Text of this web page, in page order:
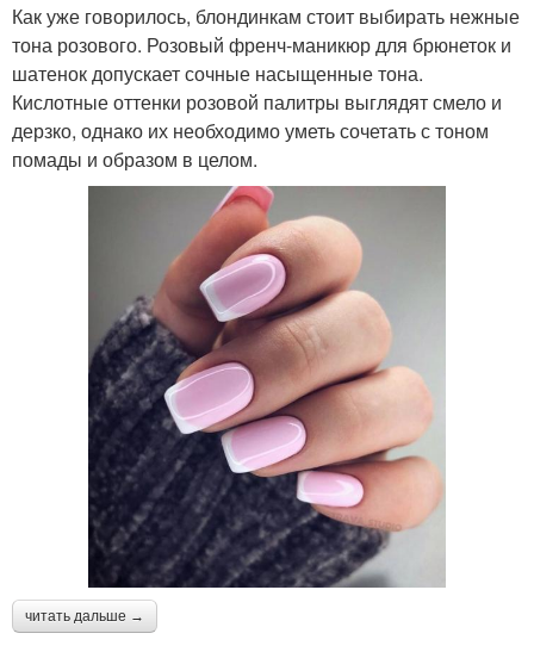
Как уже говорилось, блондинкам стоит выбирать нежные
тона розового. Розовый френч-маникюр для брюнеток и
шатенок допускает сочные насыщенные тона.
Кислотные оттенки розовой палитры выглядят смело и
дерзко, однако их необходимо уметь сочетать с тоном
помады и образом в целом.
читать дальше →